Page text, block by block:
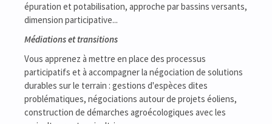
épuration et potabilisation, approche par bassins versants,
dimension participative...
Médiations et transitions
Vous apprenez à mettre en place des processus
participatifs et à accompagner la négociation de solutions
durables sur le terrain : gestions d'espèces dites
problématiques, négociations autour de projets éoliens,
construction de démarches agroécologiques avec les